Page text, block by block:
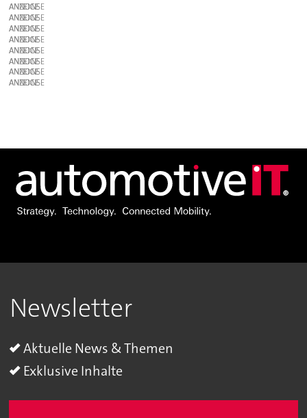
ANZEIGE
ANZEIGE
ANZEIGE
ANZEIGE
ANZEIGE
ANZEIGE
ANZEIGE
ANZEIGE
Newsletter
Aktuelle News & Themen
Exklusive Inhalte